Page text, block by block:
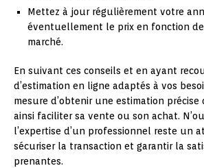
Mettez à jour régulièrement votre
éventuellement le prix en fonction
marché.
En suivant ces conseils et en ayant
d’estimation en ligne adaptés à vos
mesure d’obtenir une estimation
ainsi faciliter sa vente ou son achat.
l’expertise d’un professionnel reste un
sécuriser la transaction et garantir la
prenantes.